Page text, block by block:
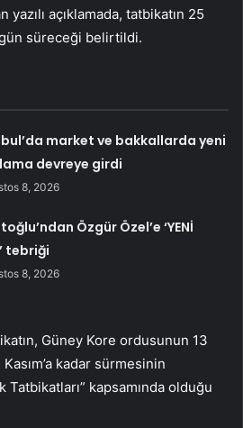
yazılı açıklamada, tatbikatın 25
gün süreceği belirtildi.
market ve bakkallarda yeni
devreye girdi
8, 2026
Özgür Özel’e ‘YENİ
tebriği
8, 2026
Güney Kore ordusunun 13
kadar sürmesinin
Tatbikatları” kapsamında olduğu